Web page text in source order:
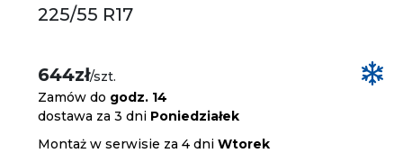
225/55 R17
644zł/szt.
Zamów do godz. 14
dostawa za 3 dni Poniedziałek
Montaż w serwisie za 4 dniWtorek